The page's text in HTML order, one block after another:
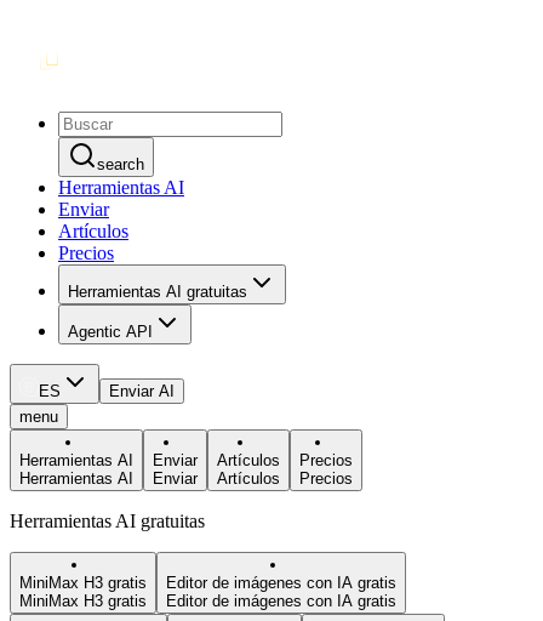
search
Herramientas AI
Enviar
Artículos
Precios
Herramientas AI gratuitas
Agentic API
ES
Enviar AI
menu
Herramientas AI
Herramientas AI
Enviar
Enviar
Artículos
Artículos
Precios
Precios
Herramientas AI gratuitas
MiniMax H3 gratis
MiniMax H3 gratis
Editor de imágenes con IA gratis
Editor de imágenes con IA gratis